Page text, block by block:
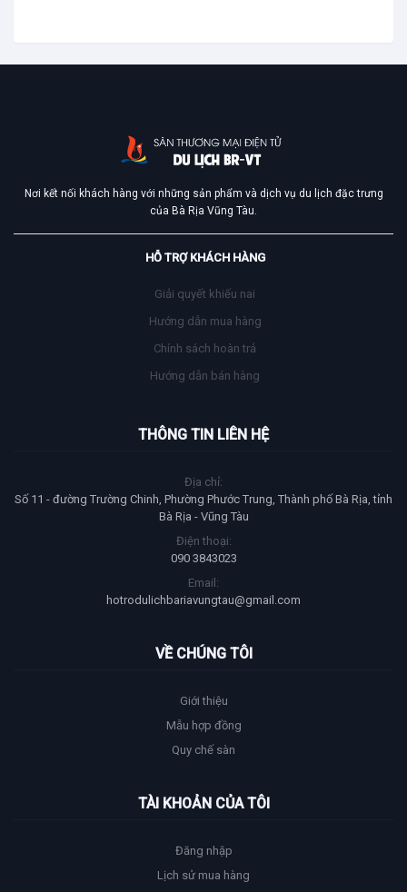
Nơi kết nối khách hàng với những sản phẩm và dịch vụ du lịch đặc trưng
của Bà Rịa Vũng Tàu.
HỖ TRỢ KHÁCH HÀNG
Giải quyết khiếu nai
Hướng dẫn mua hàng
Chính sách hoàn trả
Hướng dẫn bán hàng
THÔNG TIN LIÊN HỆ
Địa chỉ:
Số 11 - đường Trường Chinh, Phường Phước Trung, Thành phố Bà Rịa, tỉnh
Bà Rịa - Vũng Tàu
Điện thoại:
090 3843023
Email:
hotrodulichbariavungtau@gmail.com
VỀ CHÚNG TÔI
Giới thiệu
Mẫu hợp đồng
Quy chế sàn
TÀI KHOẢN CỦA TÔI
Đăng nhập
Lịch sử mua hàng